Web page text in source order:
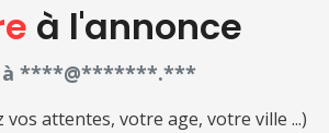
à l'annonce
à ****@*******.***
vos attentes, votre age, votre ville ...)